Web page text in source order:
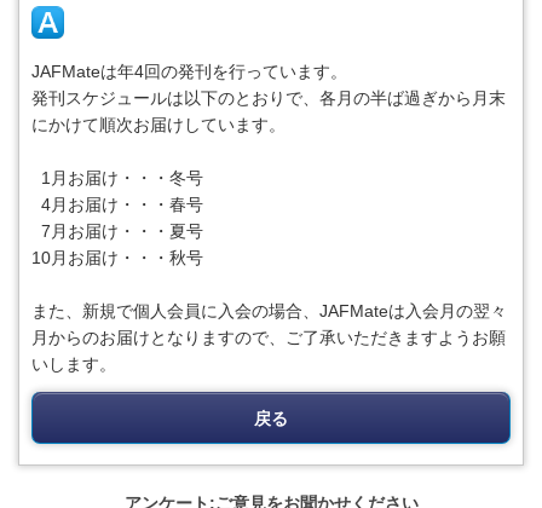
JAFMateは年4回の発刊を行っています。
発刊スケジュールは以下のとおりで、各月の半ば過ぎから月末
にかけて順次お届けしています。
1月お届け・・・冬号
4月お届け・・・春号
7月お届け・・・夏号
10月お届け・・・秋号
また、新規で個人会員に入会の場合、JAFMateは入会月の翌々
月からのお届けとなりますので、ご了承いただきますようお願
いします。
戻る
アンケート:ご意見をお聞かせください